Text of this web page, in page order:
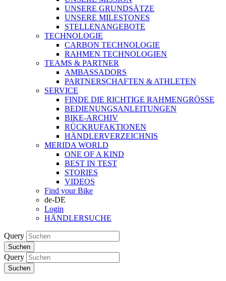
UNSERE GRUNDSÄTZE
UNSERE MILESTONES
STELLENANGEBOTE
TECHNOLOGIE
CARBON TECHNOLOGIE
RAHMEN TECHNOLOGIEN
TEAMS & PARTNER
AMBASSADORS
PARTNERSCHAFTEN & ATHLETEN
SERVICE
FINDE DIE RICHTIGE RAHMENGRÖSSE
BEDIENUNGSANLEITUNGEN
BIKE-ARCHIV
RÜCKRUFAKTIONEN
HÄNDLERVERZEICHNIS
MERIDA WORLD
ONE OF A KIND
BEST IN TEST
STORIES
VIDEOS
Find your Bike
de-DE
Login
HÄNDLERSUCHE
Query
Suchen
Query
Suchen